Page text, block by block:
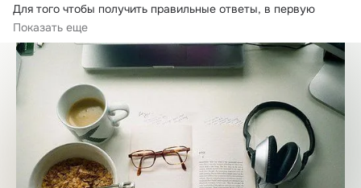
Для того чтобы получить правильные ответы, в первую
очередь нужно уметь...
Показать еще